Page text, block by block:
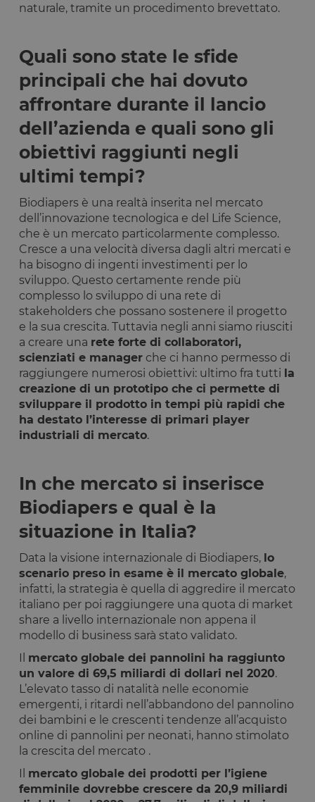
naturale, tramite un procedimento brevettato.
Quali sono state le sfide
principali che hai dovuto
affrontare durante il lancio
dell’azienda e quali sono gli
obiettivi raggiunti negli
ultimi tempi?
Biodiapers è una realtà inserita nel mercato
dell’innovazione tecnologica e del Life Science,
che è un mercato particolarmente complesso.
Cresce a una velocità diversa dagli altri mercati e
ha bisogno di ingenti investimenti per lo
sviluppo. Questo certamente rende più
complesso lo sviluppo di una rete di
stakeholders che possano sostenere il progetto
e la sua crescita. Tuttavia negli anni siamo riusciti
a creare una rete forte di collaboratori,
scienziati e manager che ci hanno permesso di
raggiungere numerosi obiettivi: ultimo fra tutti la
creazione di un prototipo che ci permette di
sviluppare il prodotto in tempi più rapidi che
ha destato l’interesse di primari player
industriali di mercato.
In che mercato si inserisce
Biodiapers e qual è la
situazione in Italia?
Data la visione internazionale di Biodiapers, lo
scenario preso in esame è il mercato globale,
infatti, la strategia è quella di aggredire il mercato
italiano per poi raggiungere una quota di market
share a livello internazionale non appena il
modello di business sarà stato validato.
Il mercato globale dei pannolini ha raggiunto
un valore di 69,5 miliardi di dollari nel 2020.
L’elevato tasso di natalità nelle economie
emergenti, i ritardi nell’abbandono del pannolino
dei bambini e le crescenti tendenze all’acquisto
online di pannolini per neonati, hanno stimolato
la crescita del mercato .
Il mercato globale dei prodotti per l’igiene
femminile dovrebbe crescere da 20,9 miliardi